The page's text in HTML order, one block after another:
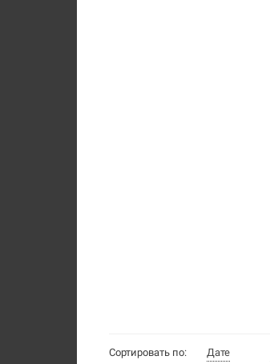
Сортировать по: Дате